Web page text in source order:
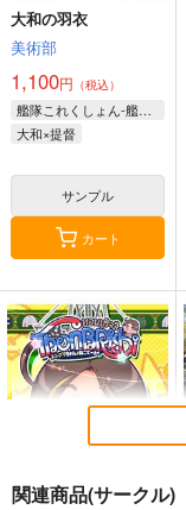
大和の羽衣
美術部
1,100円 （税込）
艦隊これくしょん-艦これ-
大和×提督
サンプル
カート
関連商品(サークル)